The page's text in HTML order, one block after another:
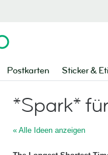
Postkarten Sticker &
*Spark*
« Alle Ideen anzeigen